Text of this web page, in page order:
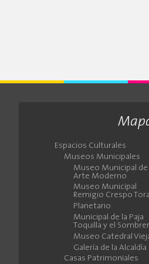
Espacios Culturales
Museos Municipales
Museo Municipal de
Arte Moderno
Museo Municipal
Remigio Crespo
Planetario
Municipal de la Paja
Toquilla y el
Museo Catedral
Galería de la Alcaldía
Casas Patrimoniales